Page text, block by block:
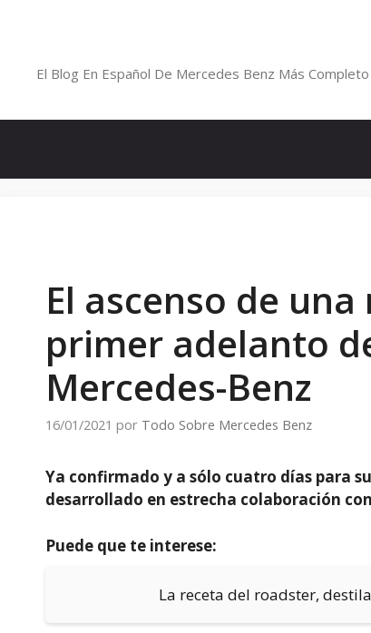
El Blog En Español De Mercedes Benz Más Completo
El ascenso de
primer adelanto
Mercedes-Benz
16/01/2021 por Todo Sobre Mercedes Benz
Ya confirmado y a sólo cuatro días para
desarrollado en estrecha colaboración
Puede que te interese:
La receta del roadster,